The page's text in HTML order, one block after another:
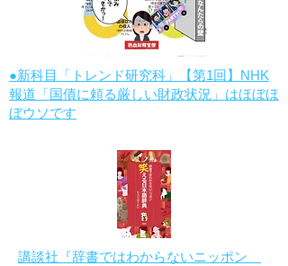
●新科目「トレンド研究科」【第1回】NHK
報道「国債に頼る厳しい財政状況」はほぼほ
ぼウソです
講談社『辞書ではわからないニッポン